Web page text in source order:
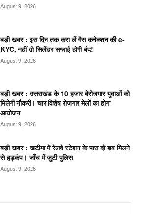
August 9, 2026
बड़ी खबर : इस दिन तक करा लें गैस कनेक्शन की e-
KYC, नहीं तो सिलेंडर सप्लाई होगी बंद!
August 9, 2026
बड़ी खबर : उत्तराखंड के 10 हजार बेरोजगार युवाओं को
मिलेगी नौकरी। चार विशेष रोजगार मेलों का होगा
आयोजन
August 9, 2026
बड़ी खबर : खटीमा में रेलवे स्टेशन के पास दो शव मिलने
से हड़कंप। जाँच में जुटी पुलिस
August 9, 2026